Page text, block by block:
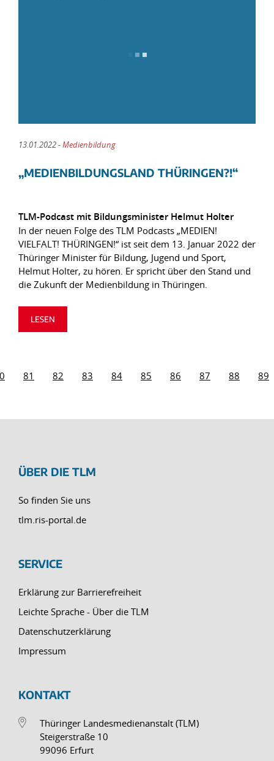
13.01.2022 -Medienbildung
„MEDIENBILDUNGSLAND THÜRINGEN?!“
TLM-Podcast mit Bildungsminister Helmut Holter
In der neuen Folge des TLM Podcasts „MEDIEN!
VIELFALT! THÜRINGEN!“ ist seit dem 13. Januar 2022 der
Thüringer Minister für Bildung, Jugend und Sport,
Helmut Holter, zu hören. Er spricht über den Stand und
die Zukunft der Medienbildung in Thüringen.
LESEN
81 82 83 84 85 86 87 88 89
ÜBER DIE TLM
So finden Sie uns
tlm.ris-portal.de
SERVICE
Erklärung zur Barrierefreiheit
Leichte Sprache - Über die TLM
Datenschutzerklärung
Impressum
KONTAKT
Thüringer Landesmedienanstalt (TLM)
Steigerstraße 10
99096 Erfurt